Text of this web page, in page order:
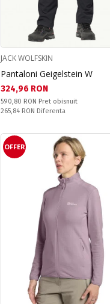
JACK WOLFSKIN
Pantaloni Geigelstein W
Текуща цена:
324,96 RON
Pret obisnuit:
590,80 RON Pret obisnuit
Спестявате:
265,84 RON Diferenta
OFFER